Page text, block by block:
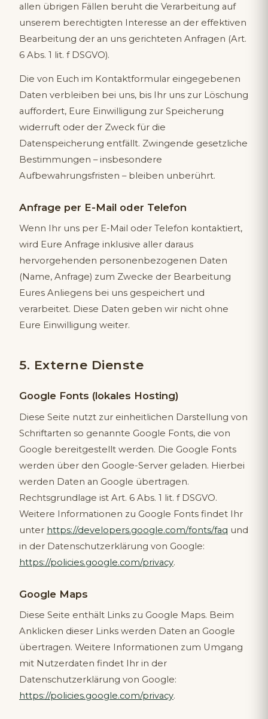
allen übrigen Fällen beruht die Verarbeitung auf
unserem berechtigten Interesse an der effektiven
Bearbeitung der an uns gerichteten Anfragen (Art.
6 Abs. 1 lit. f DSGVO).
Die von Euch im Kontaktformular eingegebenen
Daten verbleiben bei uns, bis Ihr uns zur Löschung
auffordert, Eure Einwilligung zur Speicherung
widerruft oder der Zweck für die
Datenspeicherung entfällt. Zwingende gesetzliche
Bestimmungen – insbesondere
Aufbewahrungsfristen – bleiben unberührt.
Anfrage per E-Mail oder Telefon
Wenn Ihr uns per E-Mail oder Telefon kontaktiert,
wird Eure Anfrage inklusive aller daraus
hervorgehenden personenbezogenen Daten
(Name, Anfrage) zum Zwecke der Bearbeitung
Eures Anliegens bei uns gespeichert und
verarbeitet. Diese Daten geben wir nicht ohne
Eure Einwilligung weiter.
5. Externe Dienste
Google Fonts (lokales Hosting)
Diese Seite nutzt zur einheitlichen Darstellung von
Schriftarten so genannte Google Fonts, die von
Google bereitgestellt werden. Die Google Fonts
werden über den Google-Server geladen. Hierbei
werden Daten an Google übertragen.
Rechtsgrundlage ist Art. 6 Abs. 1 lit. f DSGVO.
Weitere Informationen zu Google Fonts findet Ihr
unter https://developers.google.com/fonts/faq und
in der Datenschutzerklärung von Google:
https://policies.google.com/privacy.
Google Maps
Diese Seite enthält Links zu Google Maps. Beim
Anklicken dieser Links werden Daten an Google
übertragen. Weitere Informationen zum Umgang
mit Nutzerdaten findet Ihr in der
Datenschutzerklärung von Google:
https://policies.google.com/privacy.